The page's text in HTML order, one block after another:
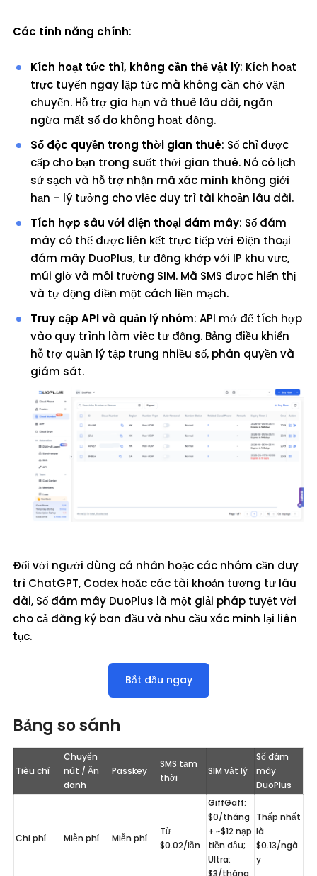
Các tính năng chính:
Kích hoạt tức thì, không cần thẻ vật lý: Kích hoạt
trực tuyến ngay lập tức mà không cần chờ vận
chuyển. Hỗ trợ gia hạn và thuê lâu dài, ngăn
ngừa mất số do không hoạt động.
Số độc quyền trong thời gian thuê: Số chỉ được
cấp cho bạn trong suốt thời gian thuê. Nó có lịch
sử sạch và hỗ trợ nhận mã xác minh không giới
hạn – lý tưởng cho việc duy trì tài khoản lâu dài.
Tích hợp sâu với điện thoại đám mây: Số đám
mây có thể được liên kết trực tiếp với Điện thoại
đám mây DuoPlus, tự động khớp với IP khu vực,
múi giờ và môi trường SIM. Mã SMS được hiển thị
và tự động điền một cách liền mạch.
Truy cập API và quản lý nhóm: API mở để tích hợp
vào quy trình làm việc tự động. Bảng điều khiển
hỗ trợ quản lý tập trung nhiều số, phân quyền và
giám sát.
Đối với người dùng cá nhân hoặc các nhóm cần duy
trì ChatGPT, Codex hoặc các tài khoản tương tự lâu
dài, Số đám mây DuoPlus là một giải pháp tuyệt vời
cho cả đăng ký ban đầu và nhu cầu xác minh lại liên
tục.
Bắt đầu ngay
Bảng so sánh
Tiêu chí
Chuyển
nút / Ẩn
danh
Passkey
SMS tạm
thời
SIM vật lý
Số đám
mây
DuoPlus
Chi phí Miễn phí Miễn phí
Từ
$0.02/lần
GiffGaff:
$0/tháng
+ ~$12 nạp
tiền đầu;
Ultra:
Thấp nhất
là
$0.13/ngà
y